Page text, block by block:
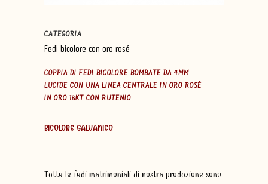
CATEGORIA
Fedi bicolore con oro rosé
COPPIA DI FEDI BICOLORE BOMBATE DA 4MM
LUCIDE CON UNA LINEA CENTRALE IN ORO ROSÉ
IN ORO 18KT CON RUTENIO
BICOLORE GALVANICO
Tutte le fedi matrimoniali di nostra produzione sono